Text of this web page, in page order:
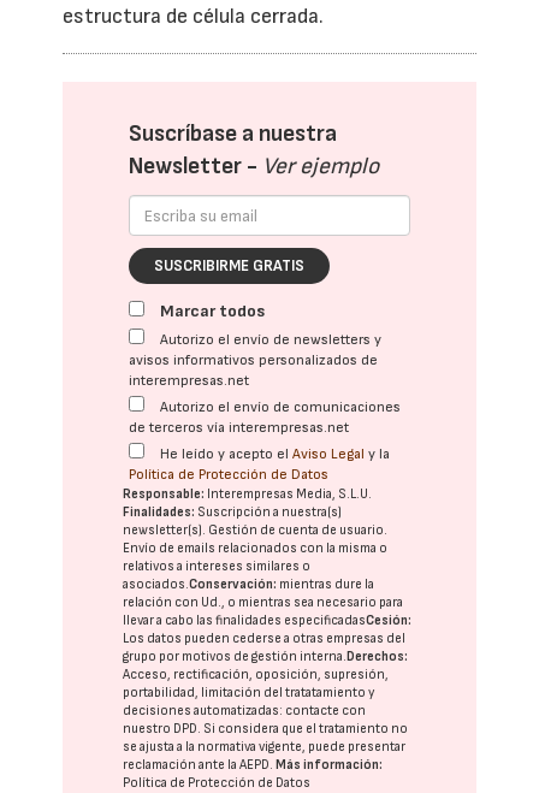
estructura de célula cerrada.
Suscríbase a nuestra
Newsletter - Ver ejemplo
SUSCRIBIRME GRATIS
Marcar todos
Autorizo el envío de newsletters y
avisos informativos personalizados de
interempresas.net
Autorizo el envío de comunicaciones
de terceros vía interempresas.net
He leído y acepto elAviso Legal y la
Política de Protección de Datos
Responsable: Interempresas Media, S.L.U.
Finalidades: Suscripción a nuestra(s)
newsletter(s). Gestión de cuenta de usuario.
Envío de emails relacionados con la misma o
relativos a intereses similares o
asociados.Conservación: mientras dure la
relación con Ud., o mientras sea necesario para
llevar a cabo las finalidades especificadasCesión:
Los datos pueden cederse a otras empresas del
grupo por motivos de gestión interna. Derechos:
Acceso, rectificación, oposición, supresión,
portabilidad, limitación del tratatamiento y
decisiones automatizadas: contacte con
nuestro DPD. Si considera que el tratamiento no
se ajusta a la normativa vigente, puede presentar
reclamación ante laAEPD. Más información:
Política de Protección de Datos